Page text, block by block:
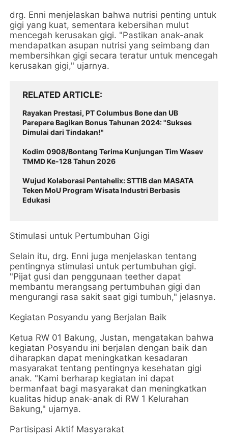
drg. Enni menjelaskan bahwa nutrisi penting untuk
gigi yang kuat, sementara kebersihan mulut
mencegah kerusakan gigi. "Pastikan anak-anak
mendapatkan asupan nutrisi yang seimbang dan
membersihkan gigi secara teratur untuk mencegah
kerusakan gigi," ujarnya.
RELATED ARTICLE
Rayakan Prestasi, PT Columbus Bone dan UB
Parepare Bagikan Bonus Tahunan 2024: "Sukses
Dimulai dari Tindakan!"
Kodim 0908/Bontang Terima Kunjungan Tim Wasev
TMMD Ke-128 Tahun 2026
Wujud Kolaborasi Pentahelix: STTIB dan MASATA
Teken MoU Program Wisata Industri Berbasis
Edukasi
Stimulasi untuk Pertumbuhan Gigi
Selain itu, drg. Enni juga menjelaskan tentang
pentingnya stimulasi untuk pertumbuhan gigi.
"Pijat gusi dan penggunaan teether dapat
membantu merangsang pertumbuhan gigi dan
mengurangi rasa sakit saat gigi tumbuh," jelasnya.
Kegiatan Posyandu yang Berjalan Baik
Ketua RW 01 Bakung, Justan, mengatakan bahwa
kegiatan Posyandu ini berjalan dengan baik dan
diharapkan dapat meningkatkan kesadaran
masyarakat tentang pentingnya kesehatan gigi
anak. "Kami berharap kegiatan ini dapat
bermanfaat bagi masyarakat dan meningkatkan
kualitas hidup anak-anak di RW 1 Kelurahan
Bakung," ujarnya.
Partisipasi Aktif Masyarakat